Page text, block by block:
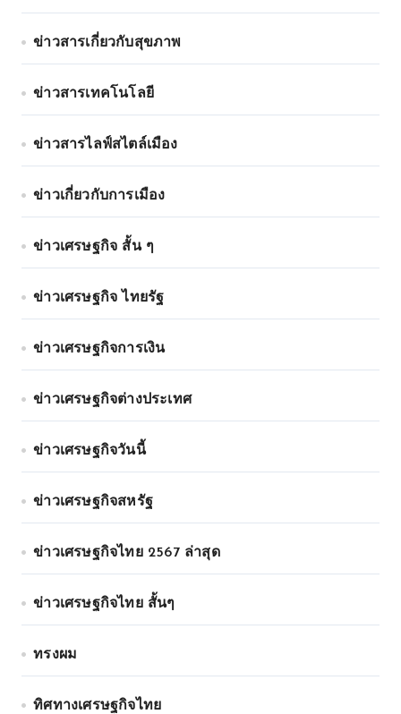
ข่าวสารเกี่ยวกับสุขภาพ
ข่าวสารเทคโนโลยี
ข่าวสารไลฟ์สไตล์เมือง
ข่าวเกี่ยวกับการเมือง
ข่าวเศรษฐกิจ สั้น ๆ
ข่าวเศรษฐกิจ ไทยรัฐ
ข่าวเศรษฐกิจการเงิน
ข่าวเศรษฐกิจต่างประเทศ
ข่าวเศรษฐกิจวันนี้
ข่าวเศรษฐกิจสหรัฐ
ข่าวเศรษฐกิจไทย 2567 ล่าสุด
ข่าวเศรษฐกิจไทย สั้นๆ
ทรงผม
ทิศทางเศรษฐกิจไทย